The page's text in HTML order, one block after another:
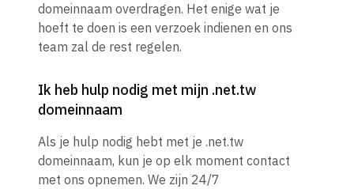
domeinnaam overdragen. Het enige wat je
hoeft te doen is een verzoek indienen en ons
team zal de rest regelen.
Ik heb hulp nodig met mijn .net.tw
domeinnaam
Als je hulp nodig hebt met je .net.tw
domeinnaam, kun je op elk moment contact
met ons opnemen. We zijn 24/7